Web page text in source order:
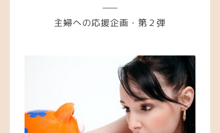
主婦への応援企画・第２弾